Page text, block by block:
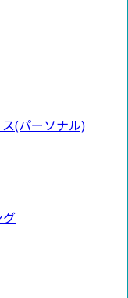
(パーソナル)
グ